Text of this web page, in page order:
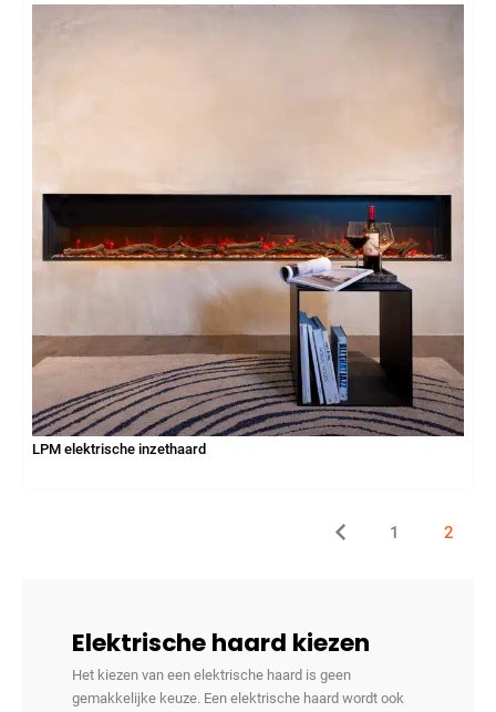
LPM elektrische inzethaard
1 2
Elektrische haard kiezen
Het kiezen van een elektrische haard is geen
gemakkelijke keuze. Een elektrische haard wordt ook